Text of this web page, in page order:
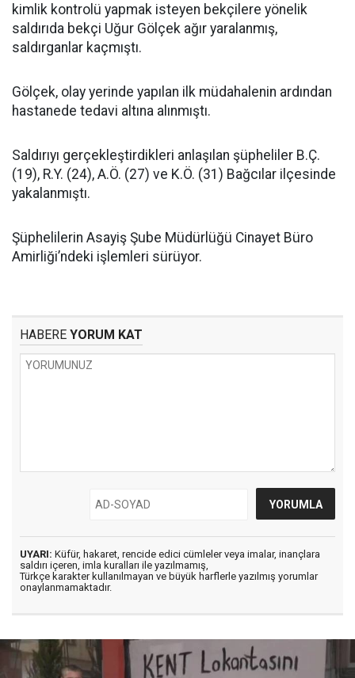
kimlik kontrolü yapmak isteyen bekçilere yönelik
saldırıda bekçi Uğur Gölçek ağır yaralanmış,
saldırganlar kaçmıştı.
Gölçek, olay yerinde yapılan ilk müdahalenin ardından
hastanede tedavi altına alınmıştı.
Saldırıyı gerçekleştirdikleri anlaşılan şüpheliler B.Ç.
(19), R.Y. (24), A.Ö. (27) ve K.Ö. (31) Bağcılar ilçesinde
yakalanmıştı.
Şüphelilerin Asayiş Şube Müdürlüğü Cinayet Büro
Amirliği’ndeki işlemleri sürüyor.
HABERE YORUM KAT
UYARI: Küfür, hakaret, rencide edici cümleler veya imalar, inançlara
saldırı içeren, imla kuralları ile yazılmamış,
Türkçe karakter kullanılmayan ve büyük harflerle yazılmış yorumlar
onaylanmamaktadır.